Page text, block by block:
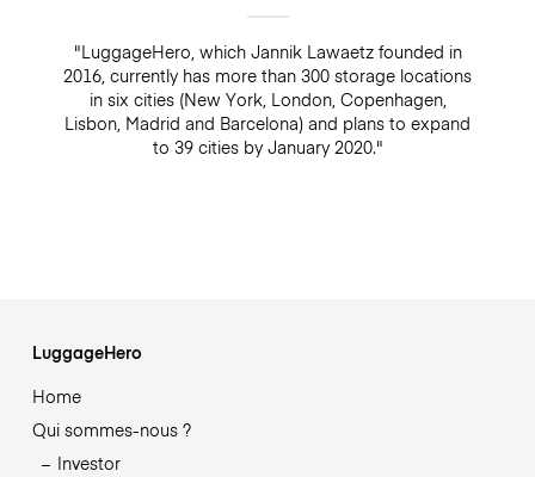
"LuggageHero, which Jannik Lawaetz founded in
2016, currently has more than 300 storage locations
in six cities (New York, London, Copenhagen,
Lisbon, Madrid and Barcelona) and plans to expand
to 39 cities by January 2020."
LuggageHero
Home
Qui sommes-nous ?
Investor